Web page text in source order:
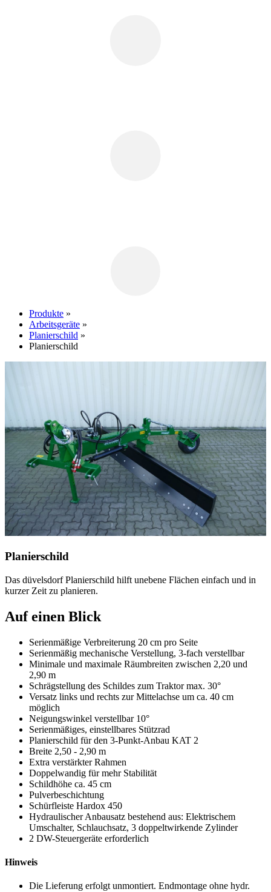
Produkte »
Arbeitsgeräte »
Planierschild »
Planierschild
Planierschild
Das düvelsdorfPlanierschild hilft unebene Flächen einfach und in
kurzer Zeit zu planieren.
Auf einen Blick
Serienmäßige Verbreiterung 20 cm pro Seite
Serienmäßig mechanische Verstellung, 3-fach verstellbar
Minimale und maximale Räumbreiten zwischen 2,20 und
2,90 m
Schrägstellung des Schildes zum Traktor max. 30°
Versatz links und rechts zur Mittelachse um ca. 40 cm
möglich
Neigungswinkel verstellbar 10°
Serienmäßiges, einstellbares Stützrad
Planierschild für den 3-Punkt-Anbau KAT 2
Breite 2,50 - 2,90 m
Extra verstärkter Rahmen
Doppelwandig für mehr Stabilität
Schildhöhe ca. 45 cm
Pulverbeschichtung
Schürfleiste Hardox 450
Hydraulischer Anbausatz bestehend aus: Elektrischem
Umschalter, Schlauchsatz, 3 doppeltwirkende Zylinder
2 DW-Steuergeräte erforderlich
Hinweis
Die Lieferung erfolgt unmontiert. Endmontage ohne hydr.